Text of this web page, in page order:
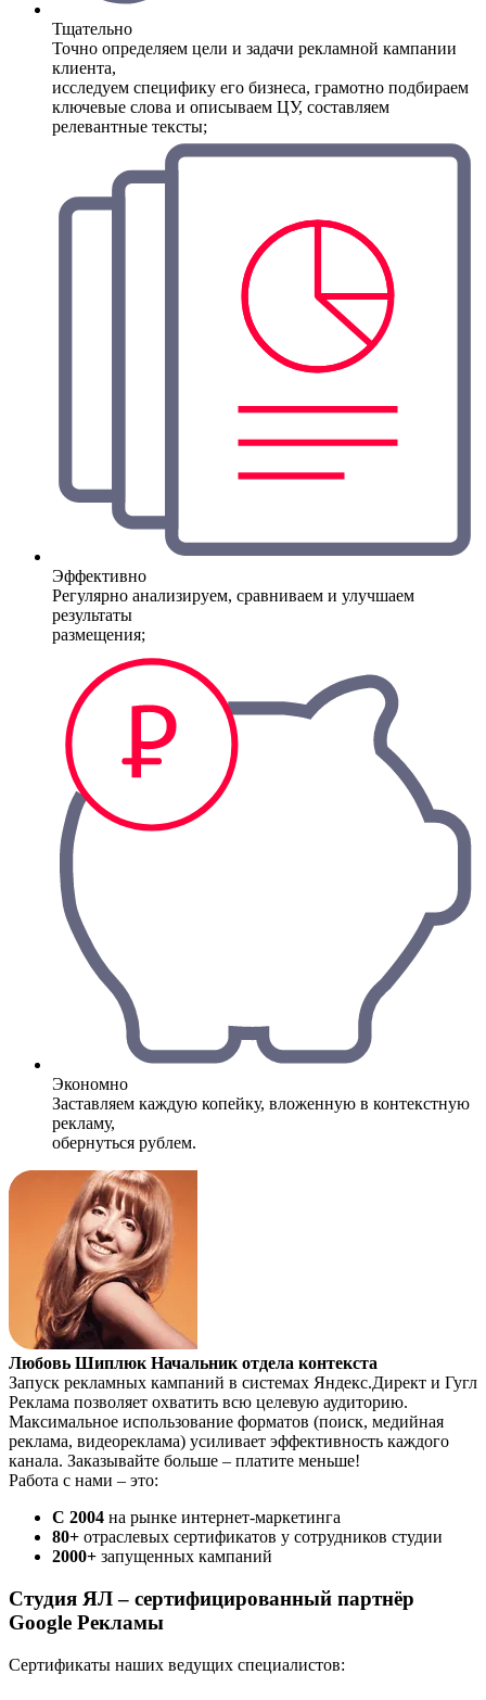
Тщательно
Точно определяем цели и задачи рекламной кампании
клиента,
исследуем специфику его бизнеса, грамотно подбираем
ключевые слова и описываем ЦУ, составляем
релевантные тексты;
Эффективно
Регулярно анализируем, сравниваем и улучшаем
результаты
размещения;
Экономно
Заставляем каждую копейку, вложенную в контекстную
рекламу,
обернуться рублем.
Любовь Шиплюк Начальник отдела контекста
Запуск рекламных кампаний в системах Яндекс.Директ и Гугл
Реклама позволяет охватить всю целевую аудиторию.
Максимальное использование форматов (поиск, медийная
реклама, видеореклама) усиливает эффективность каждого
канала. Заказывайте больше – платите меньше!
Работа с нами – это:
С 2004 на рынке интернет-маркетинга
80+ отраслевых сертификатов у сотрудников студии
2000+ запущенных кампаний
Студия ЯЛ – сертифицированный партнёр
Google Рекламы
Сертификаты наших ведущих специалистов: